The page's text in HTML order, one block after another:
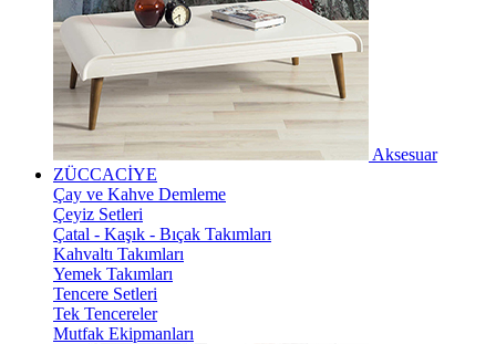
Aksesuar
ZÜCCACİYE
Çay ve Kahve Demleme
Çeyiz Setleri
Çatal - Kaşık - Bıçak Takımları
Kahvaltı Takımları
Yemek Takımları
Tencere Setleri
Tek Tencereler
Mutfak Ekipmanları